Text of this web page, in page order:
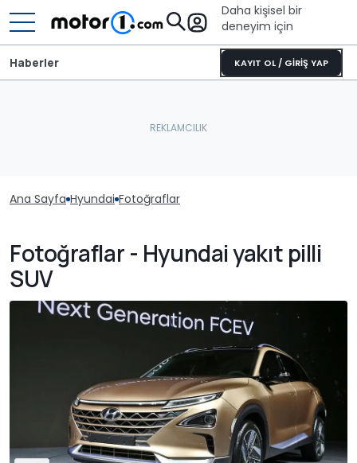
Daha kişisel bir
deneyim için
KAYIT OL / GİRİŞ YAP
Haberler
Ana Sayfa Hyundai Fotoğraflar
Fotoğraflar - Hyundai yakıt pilli
SUV